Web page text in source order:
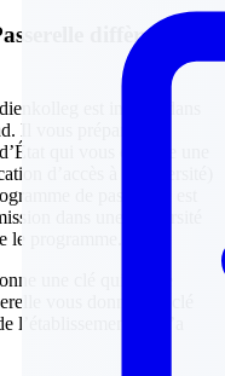
diffèrent du
est intégré dans
Il vous prépare à la
qui vous confère une
d’accès à l’université)
de passerelle est
dans une université
programme.
une clé qui ouvre
vous donne une clé
qui l’a